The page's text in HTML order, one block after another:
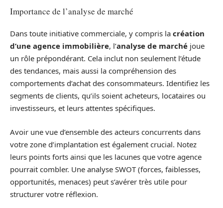
Importance de l’analyse de marché
Dans toute initiative commerciale, y compris la création
d’une agence immobilière, l’analyse de marché joue
un rôle prépondérant. Cela inclut non seulement l’étude
des tendances, mais aussi la compréhension des
comportements d’achat des consommateurs. Identifiez les
segments de clients, qu’ils soient acheteurs, locataires ou
investisseurs, et leurs attentes spécifiques.
Avoir une vue d’ensemble des acteurs concurrents dans
votre zone d’implantation est également crucial. Notez
leurs points forts ainsi que les lacunes que votre agence
pourrait combler. Une analyse SWOT (forces, faiblesses,
opportunités, menaces) peut s’avérer très utile pour
structurer votre réflexion.